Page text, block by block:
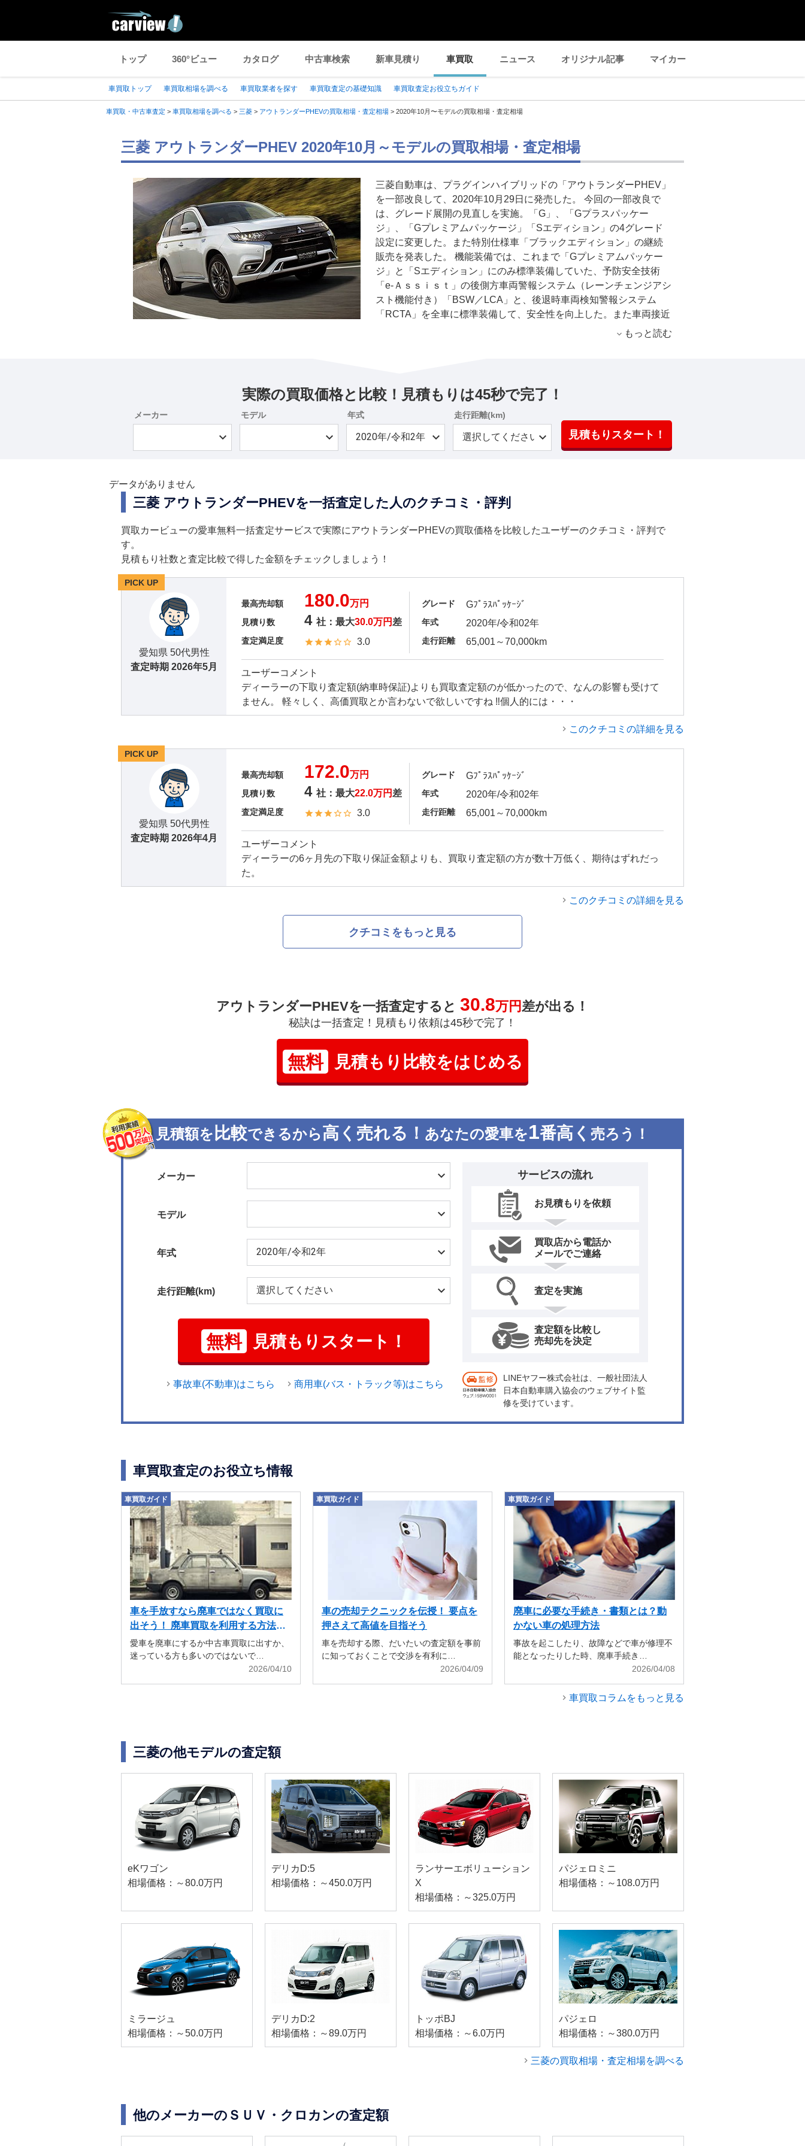
トップ 360°ビュー カタログ 中古車検索 新車見積り 車買取 ニュース オリジナル記事 マイカー
車買取トップ 車買取相場を調べる 車買取業者を探す 車買取査定の基礎知識 車買取査定お役立ちガイド
車買取・中古車査定 > 車買取相場を調べる > 三菱 > アウトランダーPHEVの買取相場・査定相場 > 2020年10月〜モデルの買取相場・査定相場
三菱 アウトランダーPHEV 2020年10月～モデルの買取相場・査定相場
三菱自動車は、プラグインハイブリッドの「アウトランダーPHEV」
を一部改良して、2020年10月29日に発売した。 今回の一部改良で
は、グレード展開の見直しを実施。「G」、「Gプラスパッケー
ジ」、「Gプレミアムパッケージ」「Sエディション」の4グレード
設定に変更した。また特別仕様車「ブラックエディション」の継続
販売を発表した。 機能装備では、これまで「Gプレミアムパッケー
ジ」と「Sエディション」にのみ標準装備していた、予防安全技術
「e-Ａｓｓｉｓｔ」の後側方車両警報システム（レーンチェンジアシ
スト機能付き）「BSW／LCA」と、後退時車両検知警報システム
「RCTA」を全車に標準装備して、安全性を向上した。また車両接近
通報装置の法規対応に伴い、同装置のOFFスイッチを廃止するとと
もっと読む
実際の買取価格と比較！見積もりは45秒で完了！
メーカー モデル 年式 走行距離(km)
見積もりスタート！
データがありません
三菱 アウトランダーPHEVを一括査定した人のクチコミ・評判
買取カービューの愛車無料一括査定サービスで実際にアウトランダーPHEVの買取価格を比較したユーザーのクチコミ・評判で
す。
見積もり社数と査定比較で得した金額をチェックしましょう！
PICK UP
愛知県 50代男性
査定時期 2026年5月
最高売却額 180.0万円
見積り数 4 社：最大30.0万円 差
査定満足度 3.0
グレード Gﾌﾟﾗｽﾊﾟｯｹｰｼﾞ
年式 2020年/令和02年
走行距離 65,001～70,000km
ユーザーコメント
ディーラーの下取り査定額(納車時保証)よりも買取査定額のが低かったので、なんの影響も受けて
ません。 軽々しく、高価買取とか言わないで欲しいですね ‼️個人的には・・・
このクチコミの詳細を見る
PICK UP
愛知県 50代男性
査定時期 2026年4月
最高売却額 172.0万円
見積り数 4 社：最大22.0万円 差
査定満足度 3.0
グレード Gﾌﾟﾗｽﾊﾟｯｹｰｼﾞ
年式 2020年/令和02年
走行距離 65,001～70,000km
ユーザーコメント
ディーラーの6ヶ月先の下取り保証金額よりも、買取り査定額の方が数十万低く、期待はずれだっ
た。
このクチコミの詳細を見る
クチコミをもっと見る
アウトランダーPHEVを一括査定すると 30.8万円差が出る！
秘訣は一括査定！見積もり依頼は45秒で完了！
無料 見積もり比較をはじめる
見積額を 比較できるから高く売れる！ あなたの愛車を1番高く 売ろう！
メーカー
モデル
年式
走行距離(km)
無料 見積もりスタート！
事故車(不動車)はこちら 商用車(バス・トラック等)はこちら
サービスの流れ
お見積もりを依頼
買取店から電話か
メールでご連絡
査定を実施
査定額を比較し
売却先を決定
LINEヤフー株式会社は、一般社団法人
日本自動車購入協会のウェブサイト監
修を受けています。
車買取査定のお役立ち情報
車買取ガイド
車を手放すなら廃車ではなく買取に
出そう！ 廃車買取を利用する方法も
解説
愛車を廃車にするか中古車買取に出すか、
迷っている方も多いのではないで…
2026/04/10
車買取ガイド
車の売却テクニックを伝授！ 要点を
押さえて高値を目指そう
車を売却する際、だいたいの査定額を事前
に知っておくことで交渉を有利に…
2026/04/09
車買取ガイド
廃車に必要な手続き・書類とは？動
かない車の処理方法
事故を起こしたり、故障などで車が修理不
能となったりした時、廃車手続き…
2026/04/08
車買取コラムをもっと見る
三菱の他モデルの査定額
eKワゴン
相場価格：～80.0万円
デリカD:5
相場価格：～450.0万円
ランサーエボリューション
X
相場価格：～325.0万円
パジェロミニ
相場価格：～108.0万円
ミラージュ
相場価格：～50.0万円
デリカD:2
相場価格：～89.0万円
トッポBJ
相場価格：～6.0万円
パジェロ
相場価格：～380.0万円
三菱の買取相場・査定相場を調べる
他のメーカーのＳＵＶ・クロカンの査定額